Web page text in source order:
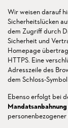
Wir weisen darauf
Sicherheitslücken
dem Zugriff durch
Sicherheit und
Homepage
HTTPS. Eine
Adresszeile des
dem Schloss-
Ebenso erfolgt bei